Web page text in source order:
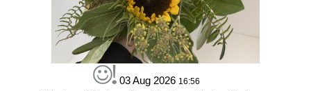
03 Aug 2026 16:56